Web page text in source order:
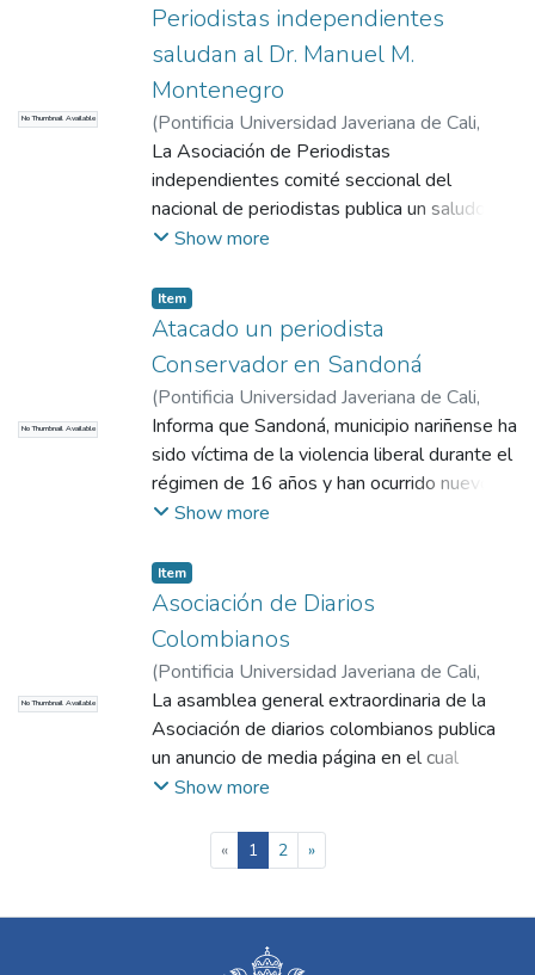
No Thumbnail Available
Periodistas independientes
saludan al Dr. Manuel M.
Montenegro
(Pontificia Universidad Javeriana de Cali,
1965)El Radio
La Asociación de Periodistas
independientes comité seccional del
nacional de periodistas publica un saludo al
Dr. Manuel M. Montenegro, el nariñense
deseo suerte en el nuevo rol.
Show more
No Thumbnail Available
Item
Atacado un periodista
Conservador en Sandoná
(Pontificia Universidad Javeriana de Cali,
2017)COMHISTORIA
Informa que Sandoná, municipio nariñense ha
sido víctima de la violencia liberal durante el
régimen de 16 años y han ocurrido nuevos
incidentes de la mano de Augusto Gómez,
pedrea contra las oficinas y amenazas para
liquidar definitivamente la labor periodística.
Show more
No Thumbnail Available
Item
Asociación de Diarios
Colombianos
(Pontificia Universidad Javeriana de Cali,
1965)El Radio
La asamblea general extraordinaria de la
Asociación de diarios colombianos publica
un anuncio de media página en el cual
consideran el rechazo a la inserción de las
publicidad no identificada y gratuita que
atenta contra los intereses de la empresa y
Show more
« 1(current)
2 »